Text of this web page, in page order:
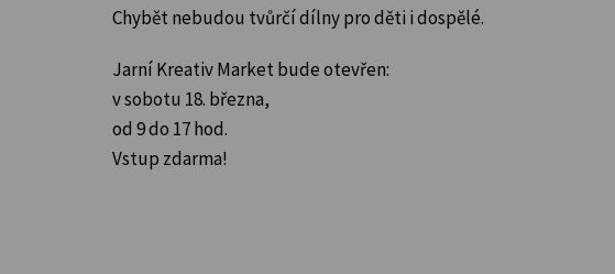
Chybět nebudou tvůrčí dílny pro děti i dospělé.
Jarní Kreativ Market bude otevřen:
v sobotu 18. března,
od 9 do 17 hod.
Vstup zdarma!